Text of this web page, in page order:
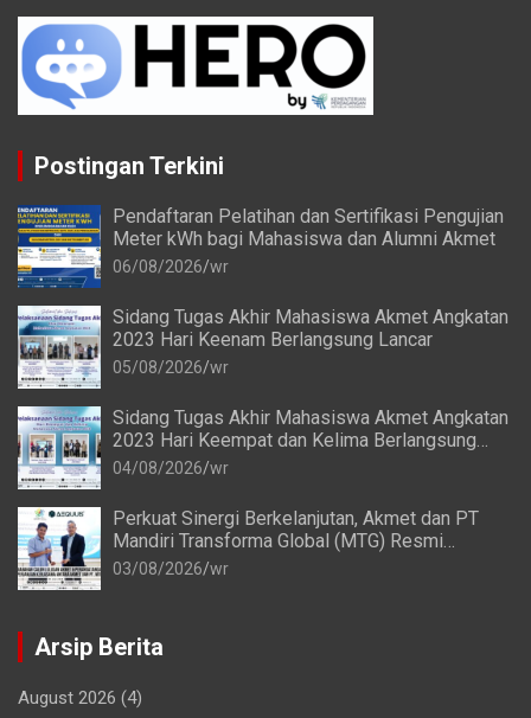
Postingan Terkini
Pendaftaran Pelatihan dan Sertifikasi Pengujian
Meter kWh bagi Mahasiswa dan Alumni Akmet
06/08/2026 wr
Sidang Tugas Akhir Mahasiswa Akmet Angkatan
2023 Hari Keenam Berlangsung Lancar
05/08/2026 wr
Sidang Tugas Akhir Mahasiswa Akmet Angkatan
2023 Hari Keempat dan Kelima Berlangsung
Lancar
04/08/2026 wr
Perkuat Sinergi Berkelanjutan, Akmet dan PT
Mandiri Transforma Global (MTG) Resmi
Perpanjang Perjanjian Kerja Sama
03/08/2026 wr
Arsip Berita
August 2026 (4)